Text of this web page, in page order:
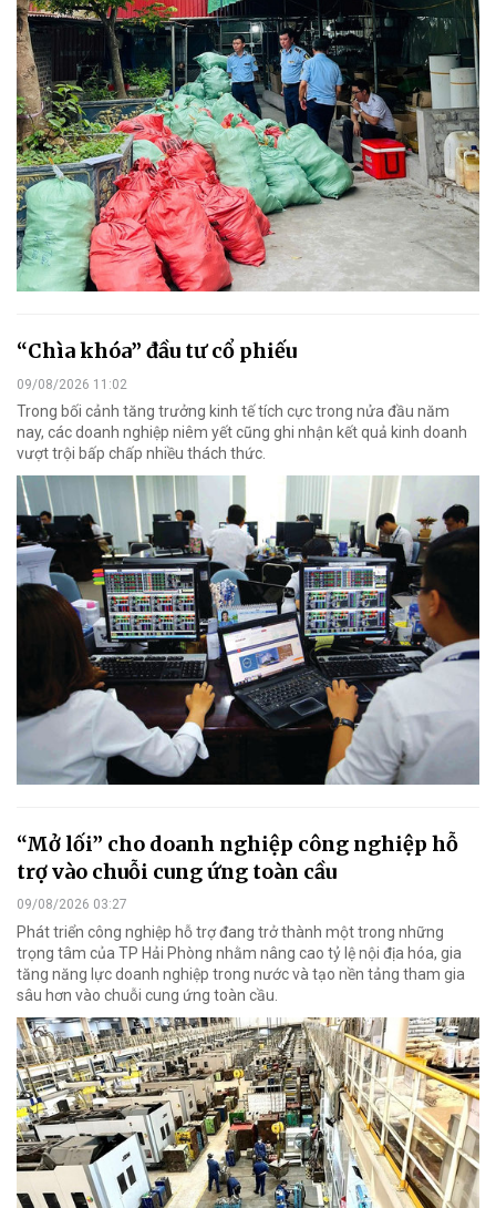
“Chìa khóa” đầu tư cổ phiếu
09/08/2026 11:02
Trong bối cảnh tăng trưởng kinh tế tích cực trong nửa đầu năm
nay, các doanh nghiệp niêm yết cũng ghi nhận kết quả kinh doanh
vượt trội bấp chấp nhiều thách thức.
“Mở lối” cho doanh nghiệp công nghiệp hỗ
trợ vào chuỗi cung ứng toàn cầu
09/08/2026 03:27
Phát triển công nghiệp hỗ trợ đang trở thành một trong những
trọng tâm của TP Hải Phòng nhằm nâng cao tỷ lệ nội địa hóa, gia
tăng năng lực doanh nghiệp trong nước và tạo nền tảng tham gia
sâu hơn vào chuỗi cung ứng toàn cầu.